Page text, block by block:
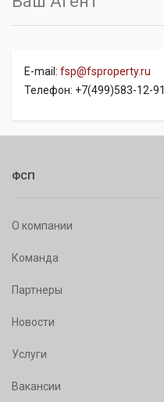
E-mail: fsp@fsproperty.ru
Телефон: +7(499)583-12-91
ФСП
О компании
Команда
Партнеры
Новости
Услуги
Вакансии